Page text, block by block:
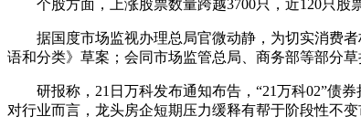
个股方面，上涨股票数量跨越3700只，近120只股
据国度市场监视办理总局官微动静，为切实消费者
语和分类》草案；会同市场监管总局、商务部等部分
研报称，21日万科发布通知布告，“21万科02”债券
对行业而言，龙头房企短期压力缓释有帮于阶段性不